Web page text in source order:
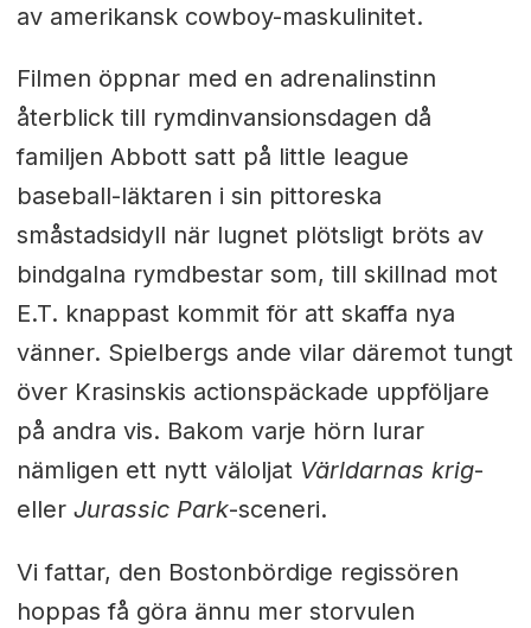
av amerikansk cowboy-maskulinitet.
Filmen öppnar med en adrenalinstinn
återblick till rymdinvansionsdagen då
familjen Abbott satt på little league
baseball-läktaren i sin pittoreska
småstadsidyll när lugnet plötsligt bröts av
bindgalna rymdbestar som, till skillnad mot
E.T. knappast kommit för att skaffa nya
vänner. Spielbergs ande vilar däremot tungt
över Krasinskis actionspäckade uppföljare
på andra vis. Bakom varje hörn lurar
nämligen ett nytt väloljat Världarnas krig-
eller Jurassic Park-sceneri.
Vi fattar, den Bostonbördige regissören
hoppas få göra ännu mer storvulen